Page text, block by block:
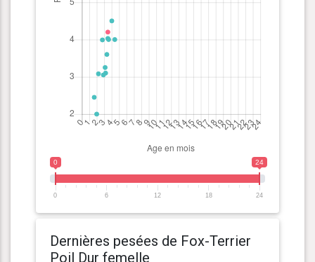
0 24
0 6 12 18 24
Dernières pesées de Fox-Terrier
Poil Dur femelle